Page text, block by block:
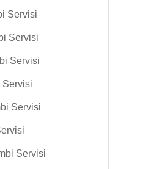
Servisi
Servisi
Servisi
Servisi
Servisi
Servisi